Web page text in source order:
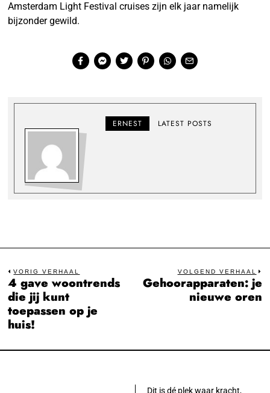
Amsterdam Light Festival cruises zijn elk jaar namelijk
bijzonder gewild.
ERNEST LATEST POSTS
Bericht
navigatie
VORIG VERHAAL
Previous
post:
4 gave woontrends
die jij kunt
toepassen op je
huis!
VOLGEND VERHAAL
Gehoorapparaten: je
nieuwe oren
Dit is dé plek waar kracht,